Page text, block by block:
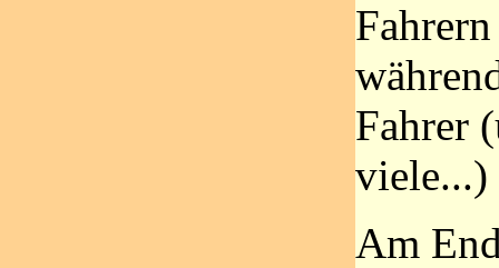
Fahrer
viele...)
Am